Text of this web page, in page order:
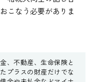
こなう必要がありま
、不動産、生命保険と
プラスの財産だけでな